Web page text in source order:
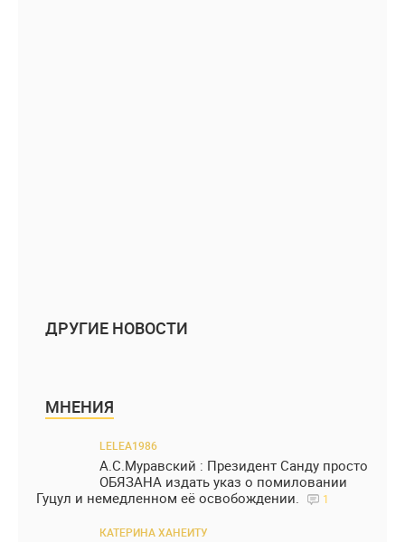
ДРУГИЕ НОВОСТИ
МНЕНИЯ
LELEA1986
А.С.Муравский : Президент Санду просто
ОБЯЗАНА издать указ о помиловании
Гуцул и немедленном её освобождении.
1
КАТЕРИНА ХАНЕИТУ